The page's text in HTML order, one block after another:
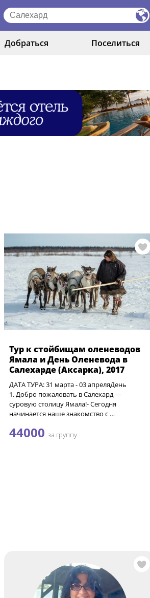
Добраться Поселиться
Тур к стойбищам оленеводов
Ямала и День Оленевода в
Салехарде (Аксарка), 2017
ДАТА ТУРА: 31 марта - 03 апреляДень
1. Добро пожаловать в Салехард —
суровую столицу Ямала!- Сегодня
начинается наше знакомство с …
44000 за группу